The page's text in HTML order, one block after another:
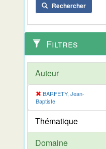
Rechercher
Filtres
Auteur
BARFETY, Jean-
Baptiste
Thématique
Domaine